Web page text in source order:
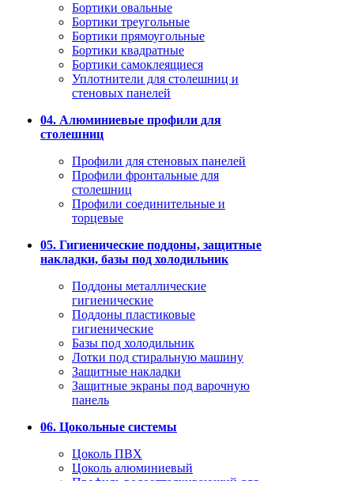
Бортики овальные
Бортики треугольные
Бортики прямоугольные
Бортики квадратные
Бортики самоклеящиеся
Уплотнители для столешниц и
стеновых панелей
04. Алюминиевые профили для
столешниц
Профили для стеновых панелей
Профили фронтальные для
столешниц
Профили соединительные и
торцевые
05. Гигиенические поддоны, защитные
накладки, базы под холодильник
Поддоны металлические
гигиенические
Поддоны пластиковые
гигиенические
Базы под холодильник
Лотки под стиральную машину
Защитные накладки
Защитные экраны под варочную
панель
06. Цокольные системы
Цоколь ПВХ
Цоколь алюминиевый